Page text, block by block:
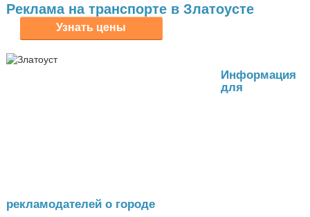
Реклама на транспорте в Златоусте
Информация
для
рекламодателей о городе